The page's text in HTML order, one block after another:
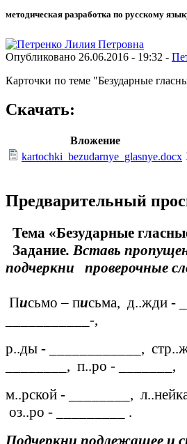
методическая разработка по русскому
Опубликовано 26.06.2016 - 19:32 -
Карточки по теме "Безударные
Скачать:
Вложение
kartochki_bezudarnye_glasnye.docx
Предварительный
Тема «Безударные
Задание. Вставь
подчеркни проверочные
Письмо – письма, д..жди -
___________-,
р..ды - ____________,
________, п..ро - _______,
м..рской - ________,
оз..ро - _________ .
Подчеркни подлежащее и